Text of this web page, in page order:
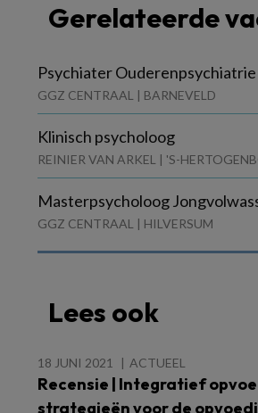
Gerelateerde
Psychiater
GGZ CENTRAAL | BARNEVELD
Klinisch psycholoog
REINIER VAN ARKEL | 'S-
Masterpsycholoog
GGZ CENTRAAL | HILVERSUM
Lees ook
18 JUNI 2021 ACTUEEL
Recensie | Integratief
strategieën voor de